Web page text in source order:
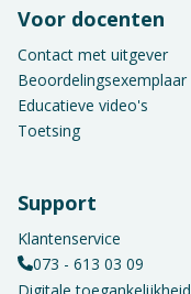
Voor docenten
Contact met uitgever
Beoordelingsexemplaar
Educatieve video's
Toetsing
Support
Klantenservice
073 - 613 03 09